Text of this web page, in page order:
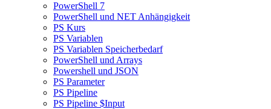
PowerShell 7
PowerShell und NET Anhängigkeit
PS Kurs
PS Variablen
PS Variablen Speicherbedarf
PowerShell und Arrays
Powershell und JSON
PS Parameter
PS Pipeline
PS Pipeline $Input